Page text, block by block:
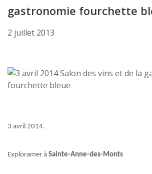
gastronomie fourchette
2 juillet 2013
3 avril 2014.
Exploramer à Sainte-Anne-des-Monts